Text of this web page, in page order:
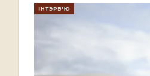
ІНТЭРВ'Ю